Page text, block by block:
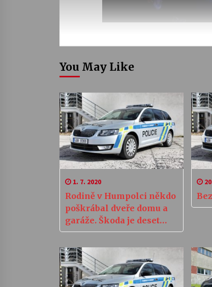
You May Like
1. 7. 2020
Rodině v Humpolci někdo
poškrábal dveře domu a
garáže. Škoda je deset
tisíc